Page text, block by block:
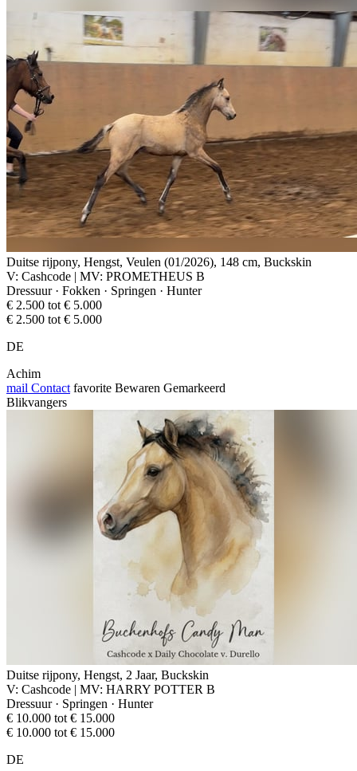
Duitse rijpony, Hengst, Veulen (01/2026), 148 cm, Buckskin
V: Cashcode | MV: PROMETHEUS B
Dressuur · Fokken · Springen · Hunter
€ 2.500 tot € 5.000
€ 2.500 tot € 5.000
DE
Achim
mail Contact favorite Bewaren Gemarkeerd
Blikvangers
Duitse rijpony, Hengst, 2 Jaar, Buckskin
V: Cashcode | MV: HARRY POTTER B
Dressuur · Springen · Hunter
€ 10.000 tot € 15.000
€ 10.000 tot € 15.000
DE